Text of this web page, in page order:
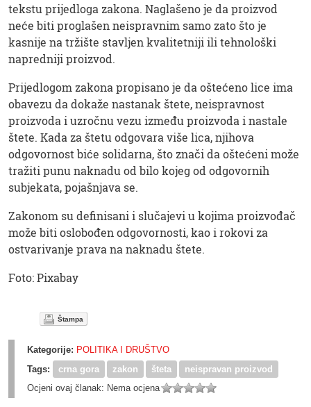
tekstu prijedloga zakona. Naglašeno je da proizvod
neće biti proglašen neispravnim samo zato što je
kasnije na tržište stavljen kvalitetniji ili tehnološki
napredniji proizvod.
Prijedlogom zakona propisano je da oštećeno lice ima
obavezu da dokaže nastanak štete, neispravnost
proizvoda i uzročnu vezu između proizvoda i nastale
štete. Kada za štetu odgovara više lica, njihova
odgovornost biće solidarna, što znači da oštećeni može
tražiti punu naknadu od bilo kojeg od odgovornih
subjekata, pojašnjava se.
Zakonom su definisani i slučajevi u kojima proizvođač
može biti oslobođen odgovornosti, kao i rokovi za
ostvarivanje prava na naknadu štete.
Foto: Pixabay
Štampa
Kategorije: POLITIKA I DRUŠTVO
Tags:
crna gora zakon šteta
neispravan proizvod
Ocjeni ovaj članak: Nema ocjena